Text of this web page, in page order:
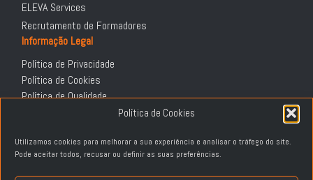
Política de Cookies
Utilizamos cookies para melhorar a sua experiência e analisar o tráfego do site.
Pode aceitar todos, recusar ou definir as suas preferências.
ELEVA Services
Recrutamento de Formadores
Informação Legal
Política de Privacidade
Política de Cookies
Política de Qualidade
Política de Devoluções e Reembolsos
Livro de Reclamações